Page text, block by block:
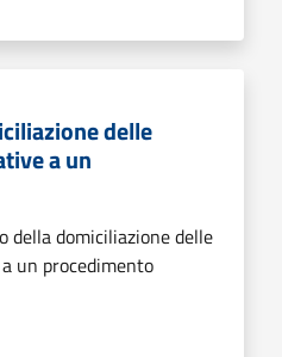
delle
a un
della domiciliazione delle
un procedimento